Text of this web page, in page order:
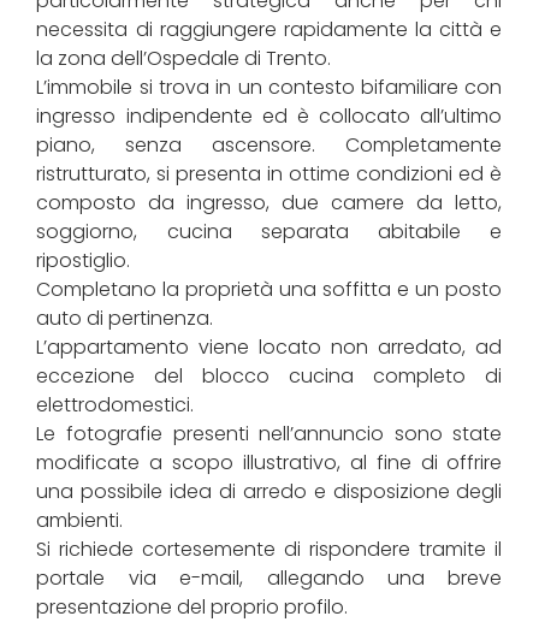
necessita di raggiungere rapidamente la città e
la zona dell’Ospedale di Trento.
L’immobile si trova in un contesto bifamiliare con
ingresso indipendente ed è collocato all’ultimo
piano, senza ascensore. Completamente
ristrutturato, si presenta in ottime condizioni ed è
composto da ingresso, due camere da letto,
soggiorno, cucina separata abitabile e
ripostiglio.
Completano la proprietà una soffitta e un posto
auto di pertinenza.
L’appartamento viene locato non arredato, ad
eccezione del blocco cucina completo di
elettrodomestici.
Le fotografie presenti nell’annuncio sono state
modificate a scopo illustrativo, al fine di offrire
una possibile idea di arredo e disposizione degli
ambienti.
Si richiede cortesemente di rispondere tramite il
portale via e-mail, allegando una breve
presentazione del proprio profilo.